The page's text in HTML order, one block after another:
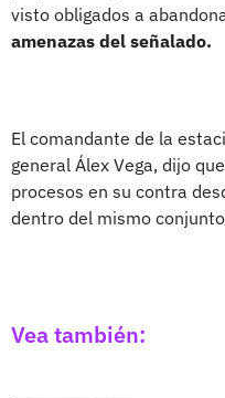
visto obligados a
amenazas del señalado.
El comandante de la
general Álex Vega, dijo
procesos en su contra
dentro del mismo
Vea también: